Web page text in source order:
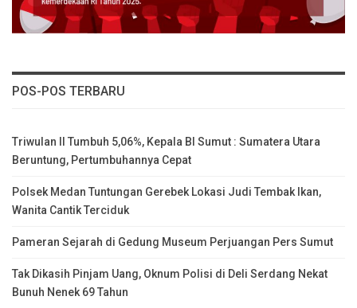
POS-POS TERBARU
Triwulan II Tumbuh 5,06%, Kepala BI Sumut : Sumatera Utara
Beruntung, Pertumbuhannya Cepat
Polsek Medan Tuntungan Gerebek Lokasi Judi Tembak Ikan,
Wanita Cantik Terciduk
Pameran Sejarah di Gedung Museum Perjuangan Pers Sumut
Tak Dikasih Pinjam Uang, Oknum Polisi di Deli Serdang Nekat
Bunuh Nenek 69 Tahun